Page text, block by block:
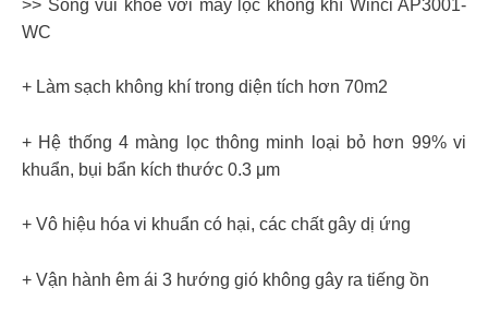
>> Sống vui khỏe với máy lọc không khí Winci AP3001-
WC
+ Làm sạch không khí trong diện tích hơn 70m2
+ Hệ thống 4 màng lọc thông minh loại bỏ hơn 99% vi
khuẩn, bụi bẩn kích thước 0.3 μm
+ Vô hiệu hóa vi khuẩn có hại, các chất gây dị ứng
+ Vận hành êm ái 3 hướng gió không gây ra tiếng ồn